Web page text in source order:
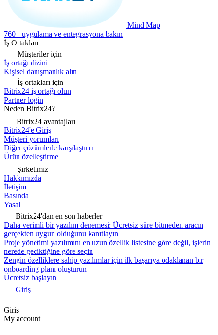
Mind Map
760+ uygulama ve entegrasyona bakın
İş Ortakları
Müşteriler için
İş ortağı dizini
Kişisel danışmanlık alın
İş ortakları için
Bitrix24 iş ortağı olun
Partner login
Neden Bitrix24?
Bitrix24 avantajları
Bitrix24'e Giriş
Müşteri yorumları
Diğer çözümlerle karşılaştırın
Ürün özelleştirme
Şirketimiz
Hakkımızda
İletişim
Basında
Yasal
Bitrix24'dan en son haberler
Daha verimli bir yazılım denemesi: Ücretsiz süre bitmeden aracın
gerçekten uygun olduğunu kanıtlayın
Proje yönetimi yazılımını en uzun özellik listesine göre değil, işlerin
nerede geciktiğine göre seçin
Zengin özelliklere sahip yazılımlar için ilk başarıya odaklanan bir
onboarding planı oluşturun
Ücretsiz başlayın
Giriş
Giriş
My account